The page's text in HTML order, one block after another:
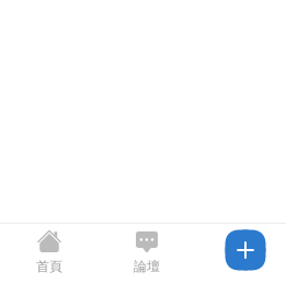
首頁 論壇